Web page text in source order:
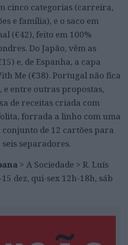
cinco categorias (carreira,
e família), e o saco em
(€42), feito em 100%
Do Japão, vêm as
e, de Espanha, a capa
Me (€38). Portugal não fica
e entre outras propostas,
de receitas criada com
forrada a linho com uma
de 12 cartões para
separadores.
> A Sociedade > R. Luís
dez, qui-sex 12h-18h, sáb